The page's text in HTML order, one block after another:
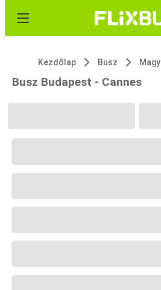
Kezdőlap Busz
Busz Budapest - Cannes